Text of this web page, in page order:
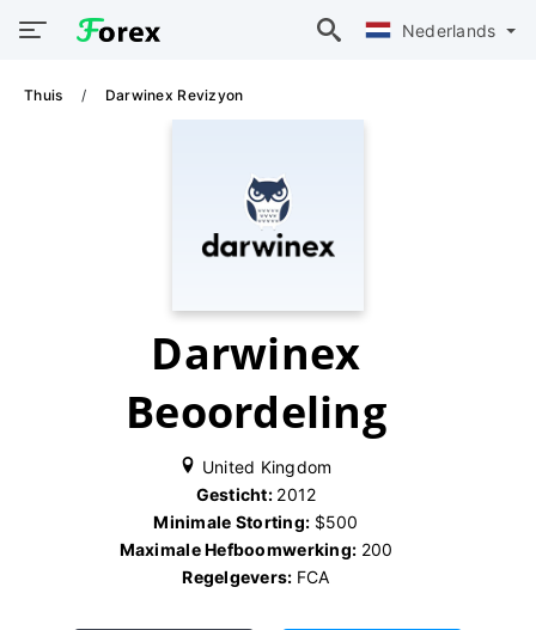
Nederlands
Thuis Darwinex Revizyon
Darwinex
Beoordeling
United Kingdom
Gesticht: 2012
Minimale Storting: $500
Maximale Hefboomwerking: 200
Regelgevers: FCA